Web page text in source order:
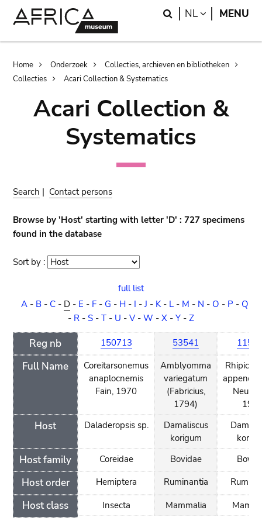
Search
NL LANGUAGE
MENU
Breadcrumb
Home Onderzoek
Collecties, archieven en bibliotheken
Collecties
Acari Collection & Systematics
Acari Collection &
Systematics
Search | Contact persons
Browse by 'Host' starting with letter 'D' : 727 specimens
found in the database
Sort by : Sort
full list
A- B- C- D- E - F- G - H- I -J - K- L- M - N - O - P - Q
- R - S - T - U - V- W - X - Y - Z
Reg nb
Full Name
Host
Host family
Host order
Host class
150713
Coreitarsonemus
anaplocnemis
Fain, 1970
Daladeropsis sp.
Coreidae
Hemiptera
Insecta
53541
Amblyomma
variegatum
(Fabricius,
1794)
Damaliscus
korigum
Bovidae
Ruminantia
Mammalia